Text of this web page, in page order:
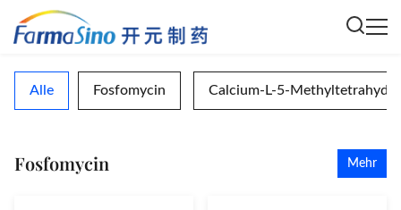
Alle Fosfomycin Calcium-L-5-
Fosfomycin Mehr